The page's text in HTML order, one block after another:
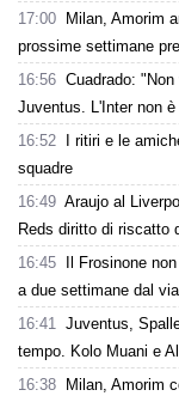
17:00
Milan, Amorim
prossime settimane
16:56 Cuadrado:
Juventus. L'Inter non
16:52
I ritiri e le
squadre
16:49 Araujo al
Reds diritto di riscatto
16:45
Il Frosinone
a due settimane dal via
16:41 Juventus,
tempo. Kolo Muani e
16:38
Milan, Amorim